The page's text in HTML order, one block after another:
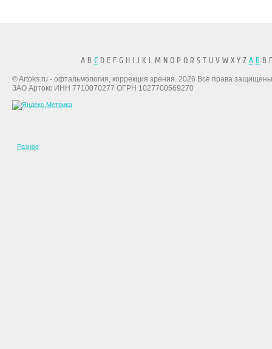
A B CD E F G H I J K L M N O P Q R S T U V W X Y Z А БВ
© Artoks.ru - офтальмология, коррекция зрения. 2026 Все права
ЗАО Артокс ИНН 7710070277 ОГРН 1027700569270
Разное